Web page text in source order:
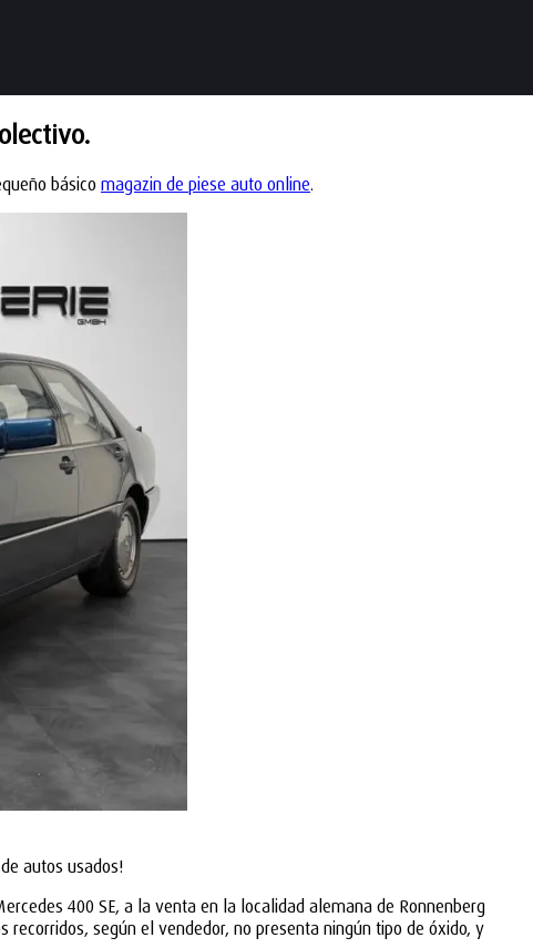
básico magazin de piese auto online.
autos usados!
400 SE, a la venta en la localidad alemana de Ronnenberg
recorridos, según el vendedor, no presenta ningún tipo de óxido, y